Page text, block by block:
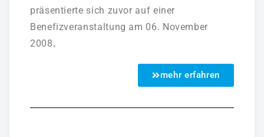
präsentierte sich zuvor auf einer
Benefizveranstaltung am 06. November
2008.
mehr erfahren